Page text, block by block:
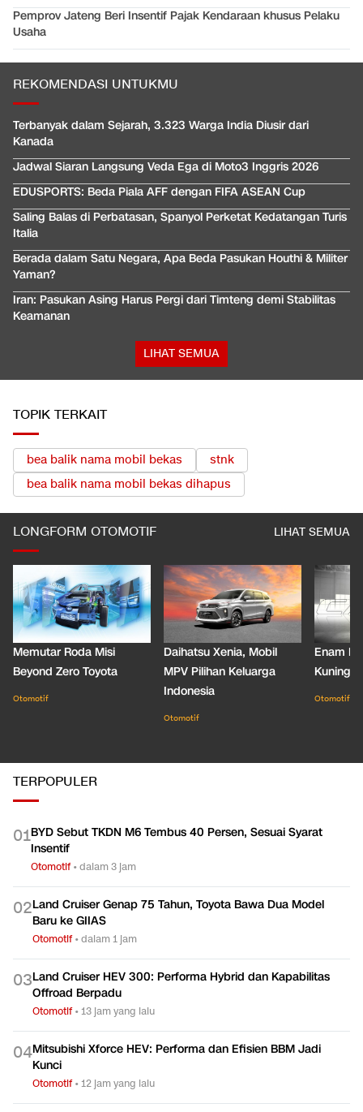
Pemprov Jateng Beri Insentif Pajak Kendaraan khusus Pelaku
Usaha
REKOMENDASI UNTUKMU
Terbanyak dalam Sejarah, 3.323 Warga India Diusir dari
Kanada
Jadwal Siaran Langsung Veda Ega di Moto3 Inggris 2026
EDUSPORTS: Beda Piala AFF dengan FIFA ASEAN Cup
Saling Balas di Perbatasan, Spanyol Perketat Kedatangan Turis
Italia
Berada dalam Satu Negara, Apa Beda Pasukan Houthi & Militer
Yaman?
Iran: Pasukan Asing Harus Pergi dari Timteng demi Stabilitas
Keamanan
LIHAT SEMUA
TOPIK TERKAIT
bea balik nama mobil bekas
stnk
bea balik nama mobil bekas dihapus
LONGFORM OTOMOTIF LIHAT SEMUA
Memutar Roda Misi
Beyond Zero Toyota
Otomotif
Daihatsu Xenia, Mobil
MPV Pilihan Keluarga
Indonesia
Otomotif
Enam
Kuning
Otomotif
TERPOPULER
01BYD Sebut TKDN M6 Tembus 40 Persen, Sesuai Syarat
Insentif
Otomotif•dalam 3 jam
02Land Cruiser Genap 75 Tahun, Toyota Bawa Dua Model
Baru ke GIIAS
Otomotif•dalam 1 jam
03Land Cruiser HEV 300: Performa Hybrid dan Kapabilitas
Offroad Berpadu
Otomotif•13 jam yang lalu
04Mitsubishi Xforce HEV: Performa dan Efisien BBM Jadi
Kunci
Otomotif•12 jam yang lalu